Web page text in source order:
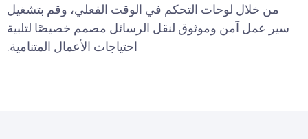
من خلال لوحات التحكم في الوقت الفعلي، وقم بتشغيل
سير عمل آمن وموثوق لنقل الرسائل مصمم خصيصًا لتلبية
احتياجات الأعمال المتنامية.